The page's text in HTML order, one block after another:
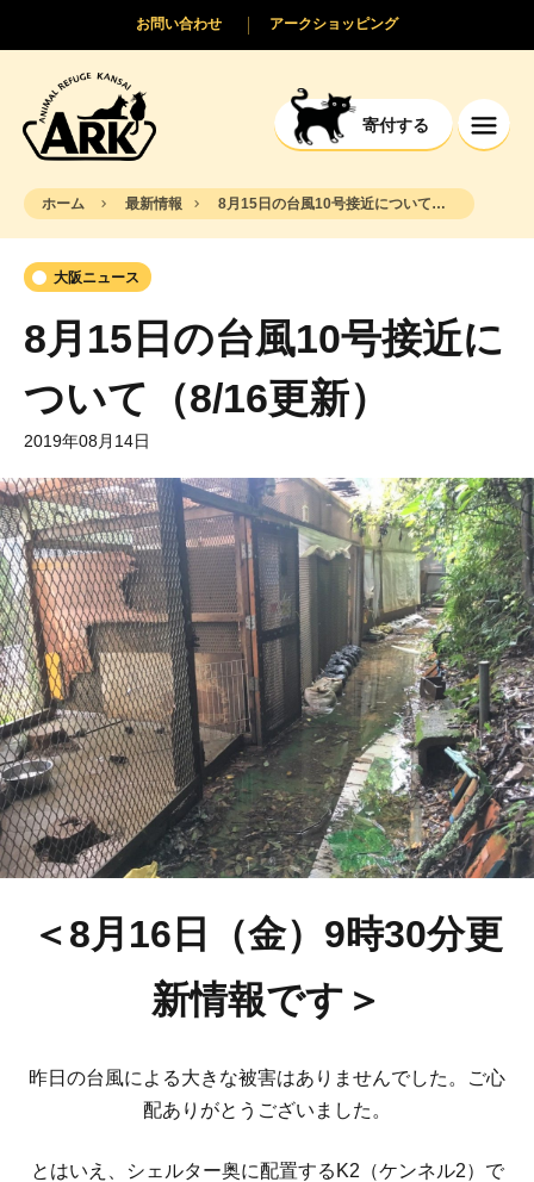
寄付する
アークショッピング
お問い合わせ
ホーム 最新情報 8月15日の台風10号接近について（8/16更新）
大阪ニュース
8月15日の台風10号接近に
ついて（8/16更新）
2019年08月14日
＜8月16日（金）9時30分更
新情報です＞
昨日の台風による大きな被害はありませんでした。ご心
配ありがとうございました。
とはいえ、シェルター奥に配置するK2（ケンネル2）で